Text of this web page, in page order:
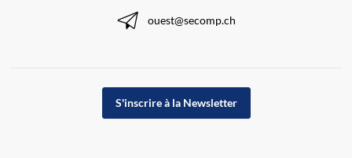
ouest@secomp.ch
S'inscrire à la Newsletter